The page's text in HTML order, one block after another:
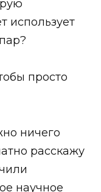
использует
просто
ничего
расскажу
научное